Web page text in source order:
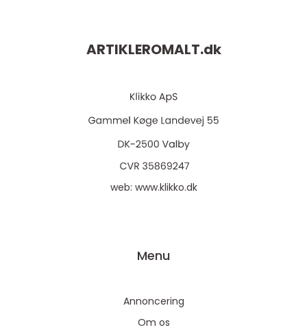
ARTIKLEROMALT.dk
web: www.klikko.dk
Menu
Annoncering
Om os